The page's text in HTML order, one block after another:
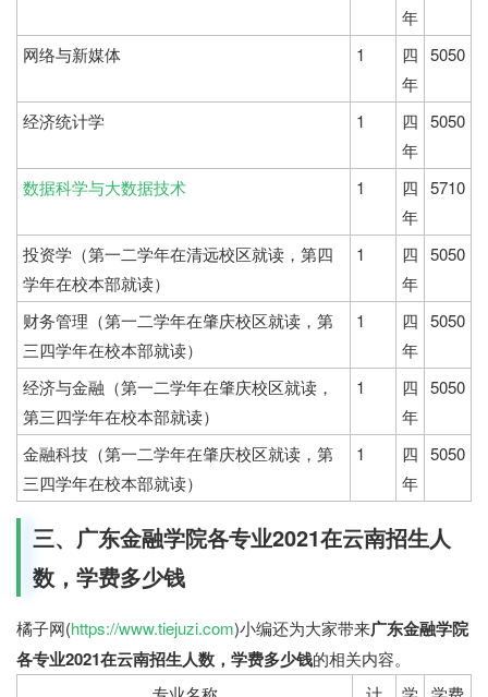
年
网络与新媒体 1
四
年
5050
经济统计学 1
四
年
5050
数据科学与大数据技术 1
四
年
5710
投资学（第一二学年在清远校区就读，第四
学年在校本部就读）
1
四
年
5050
财务管理（第一二学年在肇庆校区就读，第
三四学年在校本部就读）
1
四
年
5050
经济与金融（第一二学年在肇庆校区就读，
第三四学年在校本部就读）
1
四
年
5050
金融科技（第一二学年在肇庆校区就读，第
三四学年在校本部就读）
1
四
年
5050
三、广东金融学院各专业2021在云南招生人
数，学费多少钱
橘子网(https://www.tiejuzi.com)小编还为大家带来广东金融学院
各专业2021在云南招生人数，学费多少钱的相关内容。